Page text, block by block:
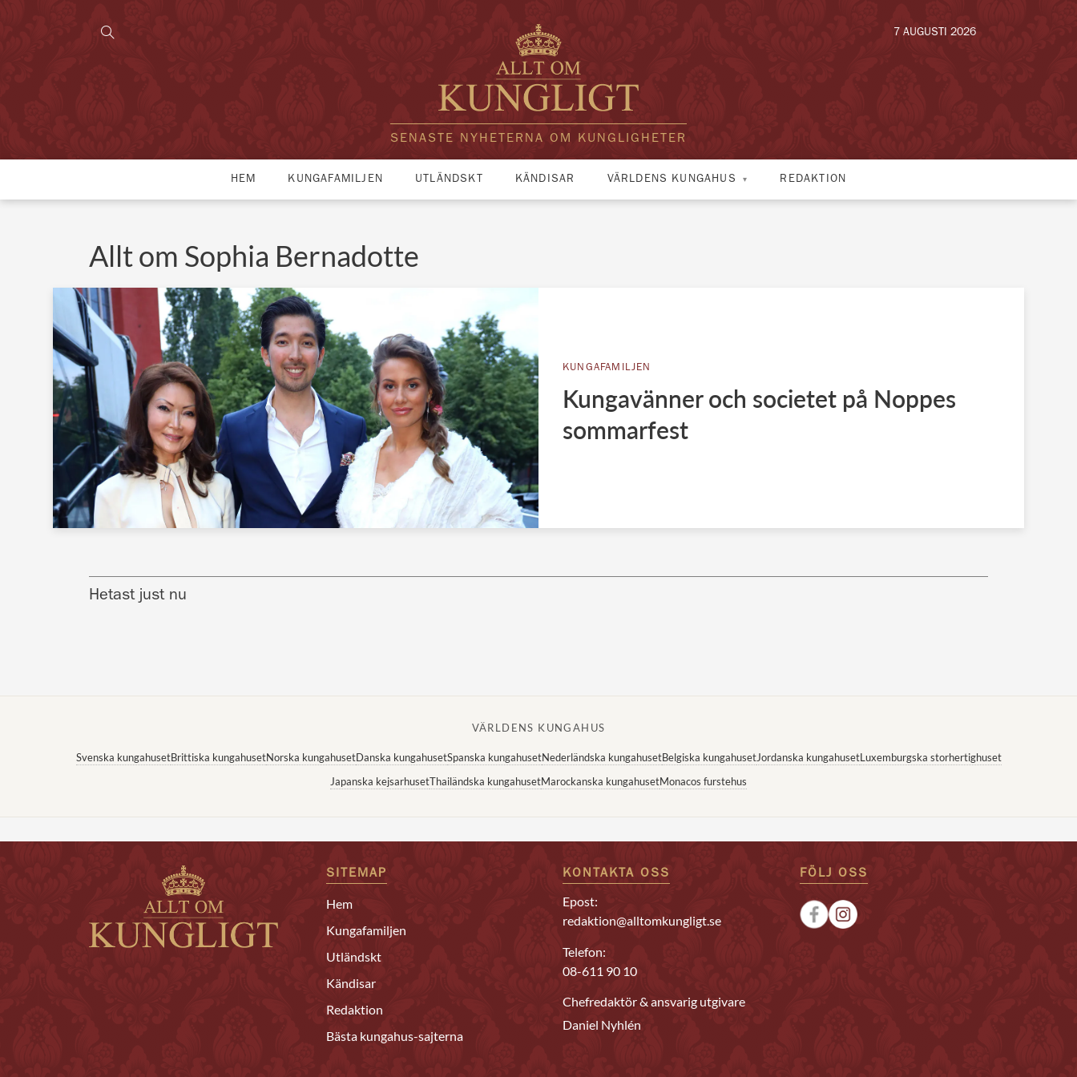
SENASTE NYHETERNA OM KUNGLIGHETER
7 AUGUSTI 2026
HEM KUNGAFAMILJEN UTLÄNDSKT KÄNDISAR VÄRLDENS KUNGAHUS REDAKTION
Allt om Sophia Bernadotte
KUNGAFAMILJEN
Kungavänner och societet på Noppes
sommarfest
Hetast just nu
VÄRLDENS KUNGAHUS
Svenska kungahusetBrittiska kungahusetNorska kungahusetDanska kungahusetSpanska kungahusetNederländska kungahusetBelgiska kungahusetJordanska kungahusetLuxemburgska storhertighuset
Japanska kejsarhusetThailändska kungahusetMarockanska kungahusetMonacos furstehus
SITEMAP
Hem
Kungafamiljen
Utländskt
Kändisar
Redaktion
Bästa kungahus-sajterna
KONTAKTA OSS
Epost:
redaktion@alltomkungligt.se
Telefon:
08-611 90 10
Chefredaktör & ansvarig utgivare
Daniel Nyhlén
FÖLJ OSS